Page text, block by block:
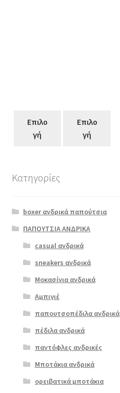
Επιλο
γή
Επιλο
γή
Envie 02340Δ
μαύρο
ΠΡΟΣΦΟΡΆ!
115.00
Original
price
€115.00.
€ 69.00Η
τρέχουσα
είναι:
€69.00.
προϊόν
έχει
πολλαπλές
επιλογές
μπορούν
επιλεγούν
στη
σελίδα
προϊόντος
Κατηγορίες
boxer ανδρικά παπούτσια
ΠΑΠΟΥΤΣΙΑ ΑΝΔΡΙΚΑ
casual ανδρικά
sneakers ανδρικά
Μοκασίνια ανδρικά
Αμπιγιέ
παπουτσοπέδιλα ανδρικά
πέδιλα ανδρικά
παντόφλες ανδρικές
Μποτάκια ανδρικά
ορειβατικά μποτάκια